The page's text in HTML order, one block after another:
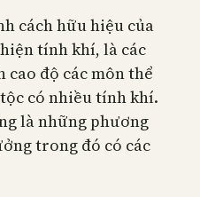
cách hữu hiệu của
tính khí, là các
cao độ các môn thể
có nhiều tính khí.
là những phương
trong đó có các